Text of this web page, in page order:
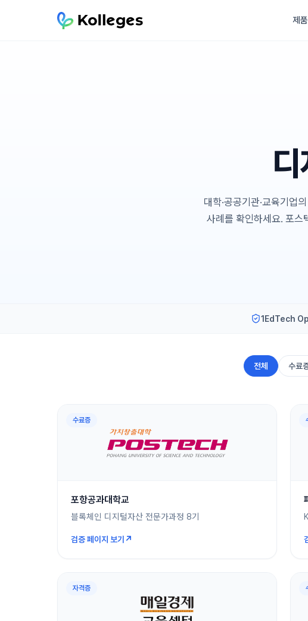
제품
대학·공공기관·교육기업
사례를 확인하세요. 포스
1EdTech
전체 수료
수료증
포항공과대학교
블록체인 디지털자산 전문가과정 8기
검증 페이지 보기↗
자격증